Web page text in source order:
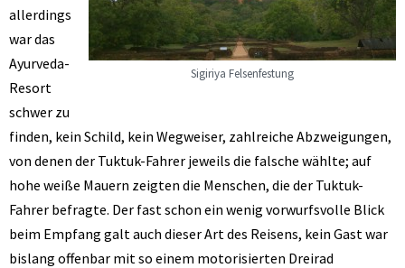
Sigiriya Felsenfestung
allerdings
war das
Ayurveda-
Resort
schwer zu
finden, kein Schild, kein Wegweiser, zahlreiche Abzweigungen,
von denen der Tuktuk-Fahrer jeweils die falsche wählte; auf
hohe weiße Mauern zeigten die Menschen, die der Tuktuk-
Fahrer befragte. Der fast schon ein wenig vorwurfsvolle Blick
beim Empfang galt auch dieser Art des Reisens, kein Gast war
bislang offenbar mit so einem motorisierten Dreirad